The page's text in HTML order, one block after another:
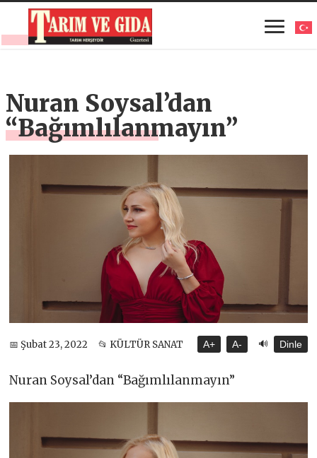
Nuran Soysal’dan
“Bağımlılanmayın”
📅 Şubat 23, 2022 📂 KÜLTÜR SANAT A+ A- 🔊 Dinle
Nuran Soysal’dan “Bağımlılanmayın”